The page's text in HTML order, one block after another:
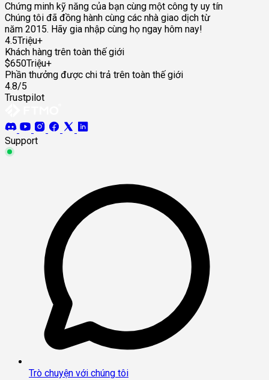
Chứng minh kỹ năng của bạn cùng một công ty uy tín
Chúng tôi đã đồng hành cùng các nhà giao dịch từ
năm 2015. Hãy gia nhập cùng họ ngay hôm nay!
4.5Triệu+
Khách hàng trên toàn thế giới
$650Triệu+
Phần thưởng được chi trả trên toàn thế giới
4.8/5
Trustpilot
Support
Trò chuyện với chúng tôi